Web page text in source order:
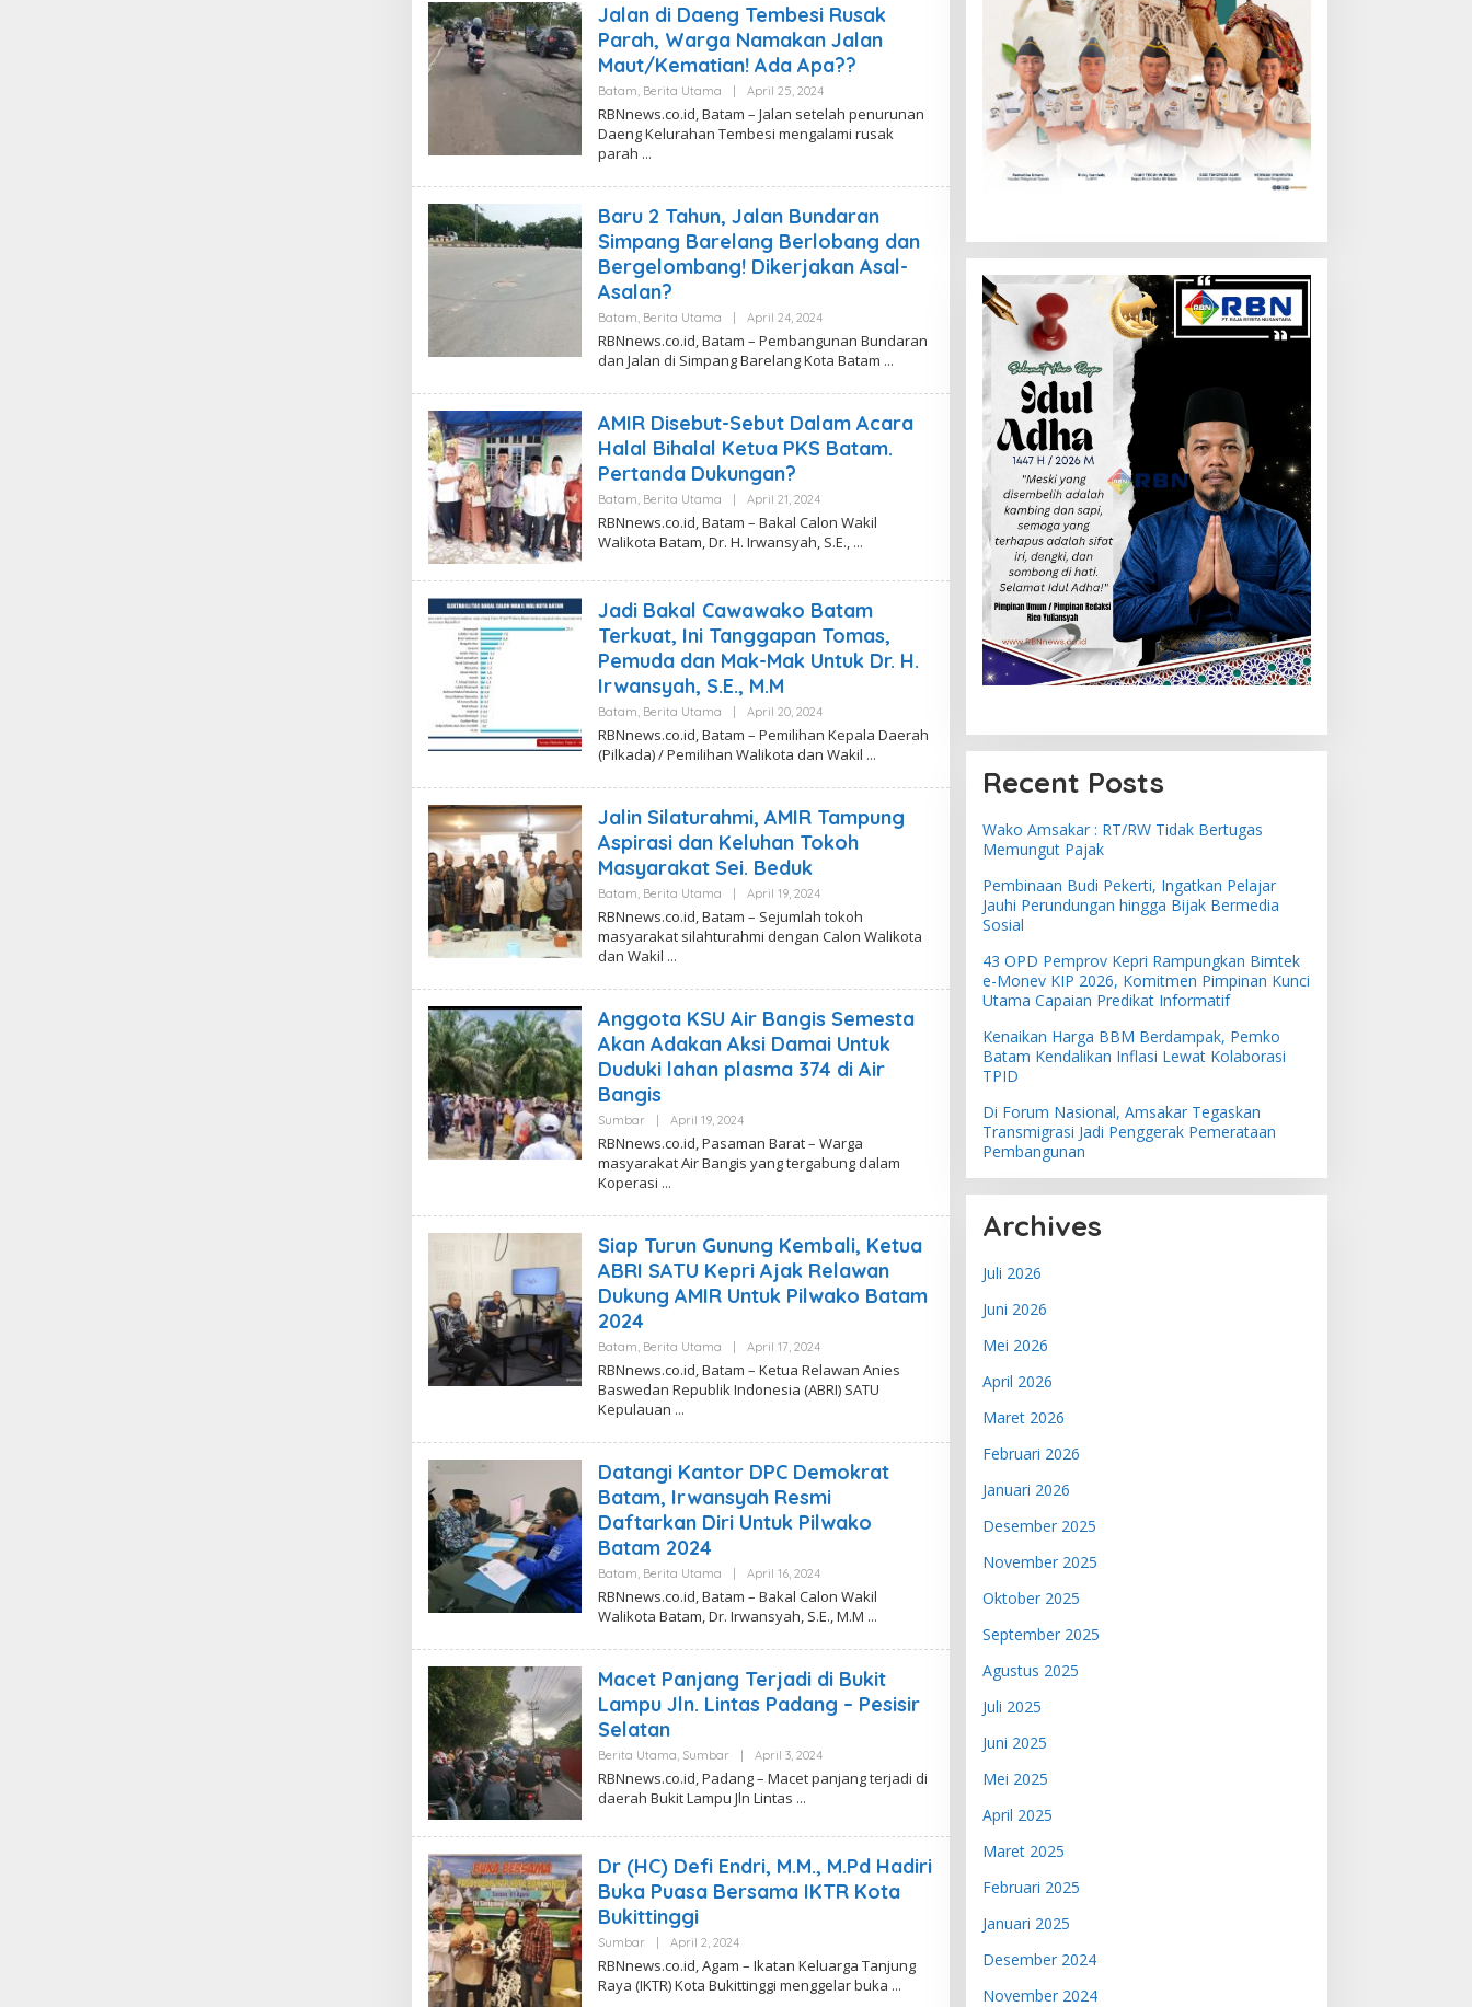
A
K
S
R
B
N
N
E
Jalan di Daeng Tembesi Rusak
Parah, Warga Namakan Jalan
Maut/Kematian! Ada Apa??
Batam Berita Utama | April 25, 2024O
L
E
H
K
S
I
R
B
W
S
RBNnews.co.id, Batam – Jalan setelah penurunan
Daeng Kelurahan Tembesi mengalami rusak
parah
Baru 2 Tahun, Jalan Bundaran
Simpang Barelang Berlobang dan
Bergelombang! Dikerjakan Asal-
Asalan?
Batam Berita Utama | April 24, 2024O
E
H
E
A
K
S
N
E
S
RBNnews.co.id, Batam – Pembangunan Bundaran
dan Jalan di Simpang Barelang Kota Batam
AMIR Disebut-Sebut Dalam Acara
Halal Bihalal Ketua PKS Batam.
Pertanda Dukungan?
Batam Berita Utama | April 21, 2024O
E
H
A
K
I
R
N
W
S
RBNnews.co.id, Batam – Bakal Calon Wakil
Walikota Batam, Dr. H. Irwansyah, S.E.,
Jadi Bakal Cawawako Batam
Terkuat, Ini Tanggapan Tomas,
Pemuda dan Mak-Mak Untuk Dr. H.
Irwansyah, S.E., M.M
Batam Berita Utama | April 20, 2024O
E
H
E
A
K
S
N
N
E
RBNnews.co.id, Batam – Pemilihan Kepala Daerah
(Pilkada) / Pemilihan Walikota dan Wakil
Jalin Silaturahmi, AMIR Tampung
Aspirasi dan Keluhan Tokoh
Masyarakat Sei. Beduk
Batam Berita Utama | April 19, 2024O
E
H
K
S
I
R
B
W
S
RBNnews.co.id, Batam – Sejumlah tokoh
masyarakat silahturahmi dengan Calon Walikota
dan Wakil
Anggota KSU Air Bangis Semesta
Akan Adakan Aksi Damai Untuk
Duduki lahan plasma 374 di Air
Bangis
Sumbar | April 19, 2024O
E
H
K
S
I
B
E
W
S
RBNnews.co.id, Pasaman Barat – Warga
masyarakat Air Bangis yang tergabung dalam
Koperasi
Siap Turun Gunung Kembali, Ketua
ABRI SATU Kepri Ajak Relawan
Dukung AMIR Untuk Pilwako Batam
2024
Batam Berita Utama | April 17, 2024O
L
E
H
K
S
I
B
E
W
S
RBNnews.co.id, Batam – Ketua Relawan Anies
Baswedan Republik Indonesia (ABRI) SATU
Kepulauan
Datangi Kantor DPC Demokrat
Batam, Irwansyah Resmi
Daftarkan Diri Untuk Pilwako
Batam 2024
Batam Berita Utama | April 16, 2024O
E
H
E
A
S
B
N
S
RBNnews.co.id, Batam – Bakal Calon Wakil
Walikota Batam, Dr. Irwansyah, S.E., M.M
Macet Panjang Terjadi di Bukit
Lampu Jln. Lintas Padang – Pesisir
Selatan
Berita Utama Sumbar | April 3, 2024O
E
A
K
N
E
RBNnews.co.id, Padang – Macet panjang terjadi di
daerah Bukit Lampu Jln Lintas
Dr (HC) Defi Endri, M.M., M.Pd Hadiri
Buka Puasa Bersama IKTR Kota
Bukittinggi
Sumbar | April 2, 2024O
E
H
RBNnews.co.id, Agam – Ikatan Keluarga Tanjung
Raya (IKTR) Kota Bukittinggi menggelar buka
Recent Posts
Wako Amsakar : RT/RW Tidak Bertugas
Memungut Pajak
Pembinaan Budi Pekerti, Ingatkan Pelajar
Jauhi Perundungan hingga Bijak Bermedia
Sosial
43 OPD Pemprov Kepri Rampungkan Bimtek
e-Monev KIP 2026, Komitmen Pimpinan Kunci
Utama Capaian Predikat Informatif
Kenaikan Harga BBM Berdampak, Pemko
Batam Kendalikan Inflasi Lewat Kolaborasi
TPID
Di Forum Nasional, Amsakar Tegaskan
Transmigrasi Jadi Penggerak Pemerataan
Pembangunan
Archives
Juli 2026
Juni 2026
Mei 2026
April 2026
Maret 2026
Februari 2026
Januari 2026
Desember 2025
November 2025
Oktober 2025
September 2025
Agustus 2025
Juli 2025
Juni 2025
Mei 2025
April 2025
Maret 2025
Februari 2025
Januari 2025
Desember 2024
November 2024